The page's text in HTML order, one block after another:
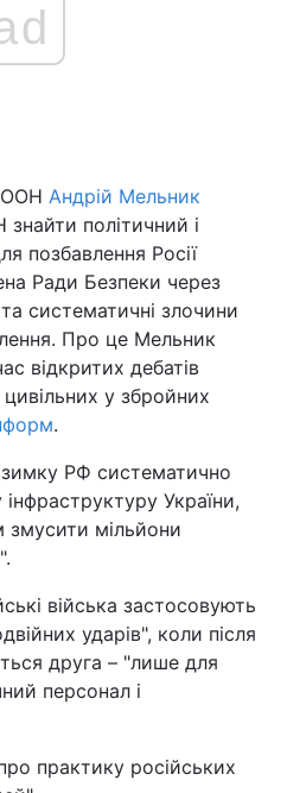
ООН Андрій Мельник
політичний і
позбавлення Росії
Ради Безпеки через
систематичні злочини
Про це Мельник
відкритих дебатів
у збройних
.
РФ систематично
України,
мільйони
війська застосовують
ударів", коли після
друга – "лише для
персонал і
практику російських